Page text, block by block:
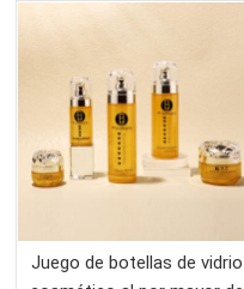
Juego de botellas de vidrio